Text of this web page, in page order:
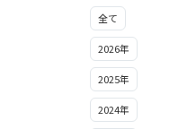
全て
2026年
2025年
2024年